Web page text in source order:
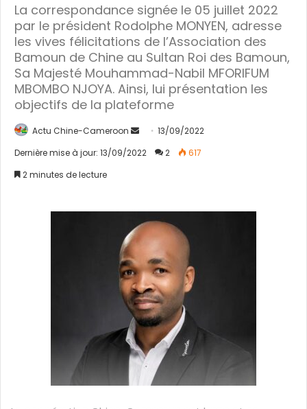
La correspondance signée le 05 juillet 2022
par le président Rodolphe MONYEN, adresse
les vives félicitations de l’Association des
Bamoun de Chine au Sultan Roi des Bamoun,
Sa Majesté Mouhammad-Nabil MFORIFUM
MBOMBO NJOYA. Ainsi, lui présentation les
objectifs de la plateforme
Actu Chine-Cameroon
n
e
r
u
c
o
u
r
r
i
13/09/2022
Dernière mise à jour: 13/09/2022
2
617
2 minutes de lecture